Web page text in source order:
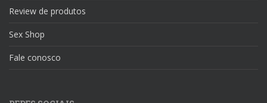
Review de produtos
Sex Shop
Fale conosco